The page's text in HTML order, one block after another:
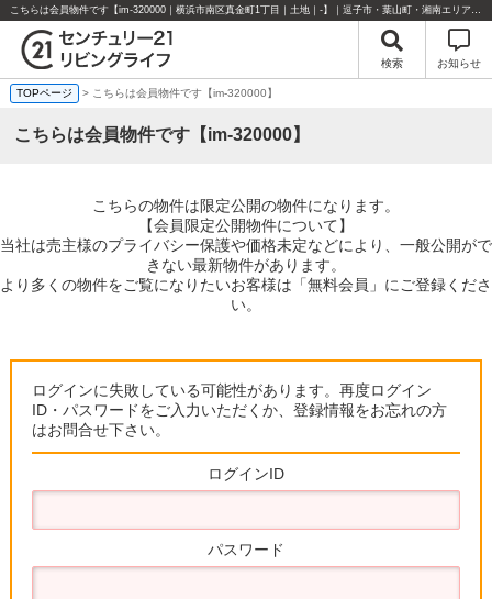
こちらは会員物件です【im-320000｜横浜市南区真金町1丁目｜土地｜-】｜逗子市・葉山町・湘南エリアの不動産のことならセンチュリー21リビングライフにお任せください！
検索 お知らせ
TOPページ > こちらは会員物件です【im-320000】
こちらは会員物件です【im-320000】
こちらの物件は限定公開の物件になります。
【会員限定公開物件について】
当社は売主様のプライバシー保護や価格未定などにより、一般公開がで
きない最新物件があります。
より多くの物件をご覧になりたいお客様は「無料会員」にご登録くださ
い。
ログインに失敗している可能性があります。再度ログイン
ID・パスワードをご入力いただくか、登録情報をお忘れの方
はお問合せ下さい。
ログインID
パスワード